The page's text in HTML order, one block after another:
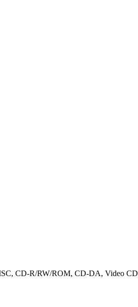
CD-R/RW/ROM, CD-DA, Video CD